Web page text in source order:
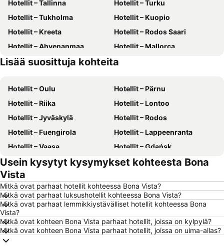
Hotellit – Tallinna
Hotellit – Turku
Hotellit – Tukholma
Hotellit – Kuopio
Hotellit – Kreeta
Hotellit – Rodos Saari
Hotellit – Ahvenanmaa
Hotellit – Mallorca
Hotellit – Gran Canaria
Hotellit – Phuket
Lisää suosittuja kohteita
Hotellit – Oulu
Hotellit – Pärnu
Hotellit – Riika
Hotellit – Lontoo
Hotellit – Jyväskylä
Hotellit – Rodos
Hotellit – Fuengirola
Hotellit – Lappeenranta
Hotellit – Vaasa
Hotellit – Gdańsk
Hotellit – Rovaniemi
Hotellit – Alanya
Hotellit – Savonlinna
Hotellit – Vantaa
Hotellit – Pariisi
Hotellit – Rooma
Hotellit – Berliini
Hotellit – Kalajoki
Hotellit – Suomi
Hotellit – Malta
Hotellit – Teneriffa
Usein kysytyt kysymykset kohteesta Bona
Vista
Mitkä ovat parhaat hotellit kohteessa Bona Vista?
Mitkä ovat parhaat luksushotellit kohteessa Bona Vista?
Mitkä ovat parhaat lemmikkiystävälliset hotellit kohteessa Bona
Vista?
Mitkä ovat kohteen Bona Vista parhaat hotellit, joissa on kylpylä?
Mitkä ovat kohteen Bona Vista parhaat hotellit, joissa on uima-allas?